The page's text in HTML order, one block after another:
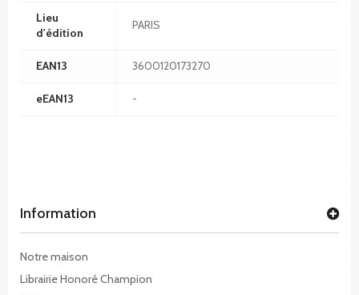
Lieu
d'édition
PARIS
EAN13 3600120173270
eEAN13 -
Information
Notre maison
Librairie Honoré Champion